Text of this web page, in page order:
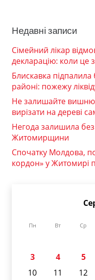
Недавні записи
Сімейний лікар
декларацію: коли це
Блискавка
районі: пожежу
Не залишайте
вирізати на дереві
Негода залишила без
Житомирщини
Спочатку Молдова,
кордон» у Житомирі
Пн Вт Ср
3
4 5
10
11 12